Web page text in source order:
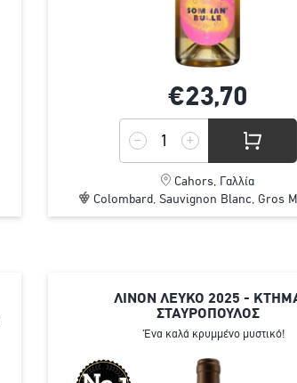
€23,70
Cahors, Γαλλία
Colombard, Sauvignon Blanc, Gros
ΛΙΝΟΝ ΛΕΥΚΟ 2025 -
ΣΤΑΥΡΟΠΟΥΛΟΣ
Ένα καλά κρυμμένο μυστικό!